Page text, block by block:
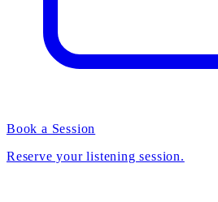
Book a Session
Reserve your listening session.